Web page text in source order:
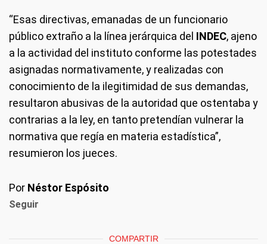
“Esas directivas, emanadas de un funcionario
público extraño a la línea jerárquica del INDEC, ajeno
a la actividad del instituto conforme las potestades
asignadas normativamente, y realizadas con
conocimiento de la ilegitimidad de sus demandas,
resultaron abusivas de la autoridad que ostentaba y
contrarias a la ley, en tanto pretendían vulnerar la
normativa que regía en materia estadística”,
resumieron los jueces.
Por Néstor Espósito
Seguir
COMPARTIR